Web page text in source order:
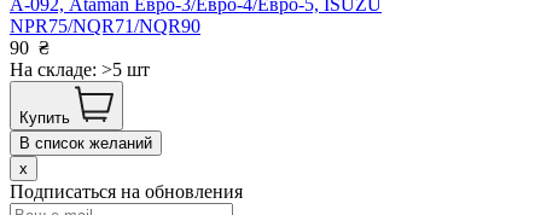
NPR75/NQR71/NQR90
90 ₴
На складе: >5 шт
Купить
В список желаний
x
Подписаться на обновления